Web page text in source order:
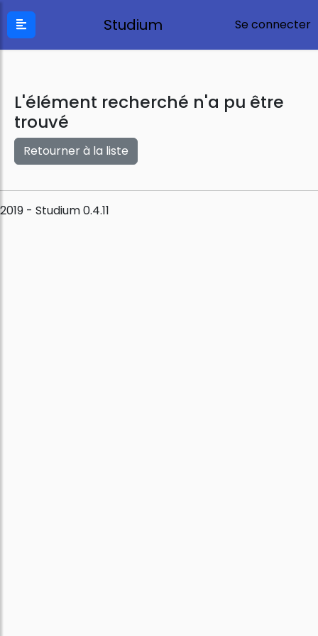
Studium Se connecter
L'élément recherché n'a pu être
trouvé
Retourner à la liste
2019 - Studium 0.4.11